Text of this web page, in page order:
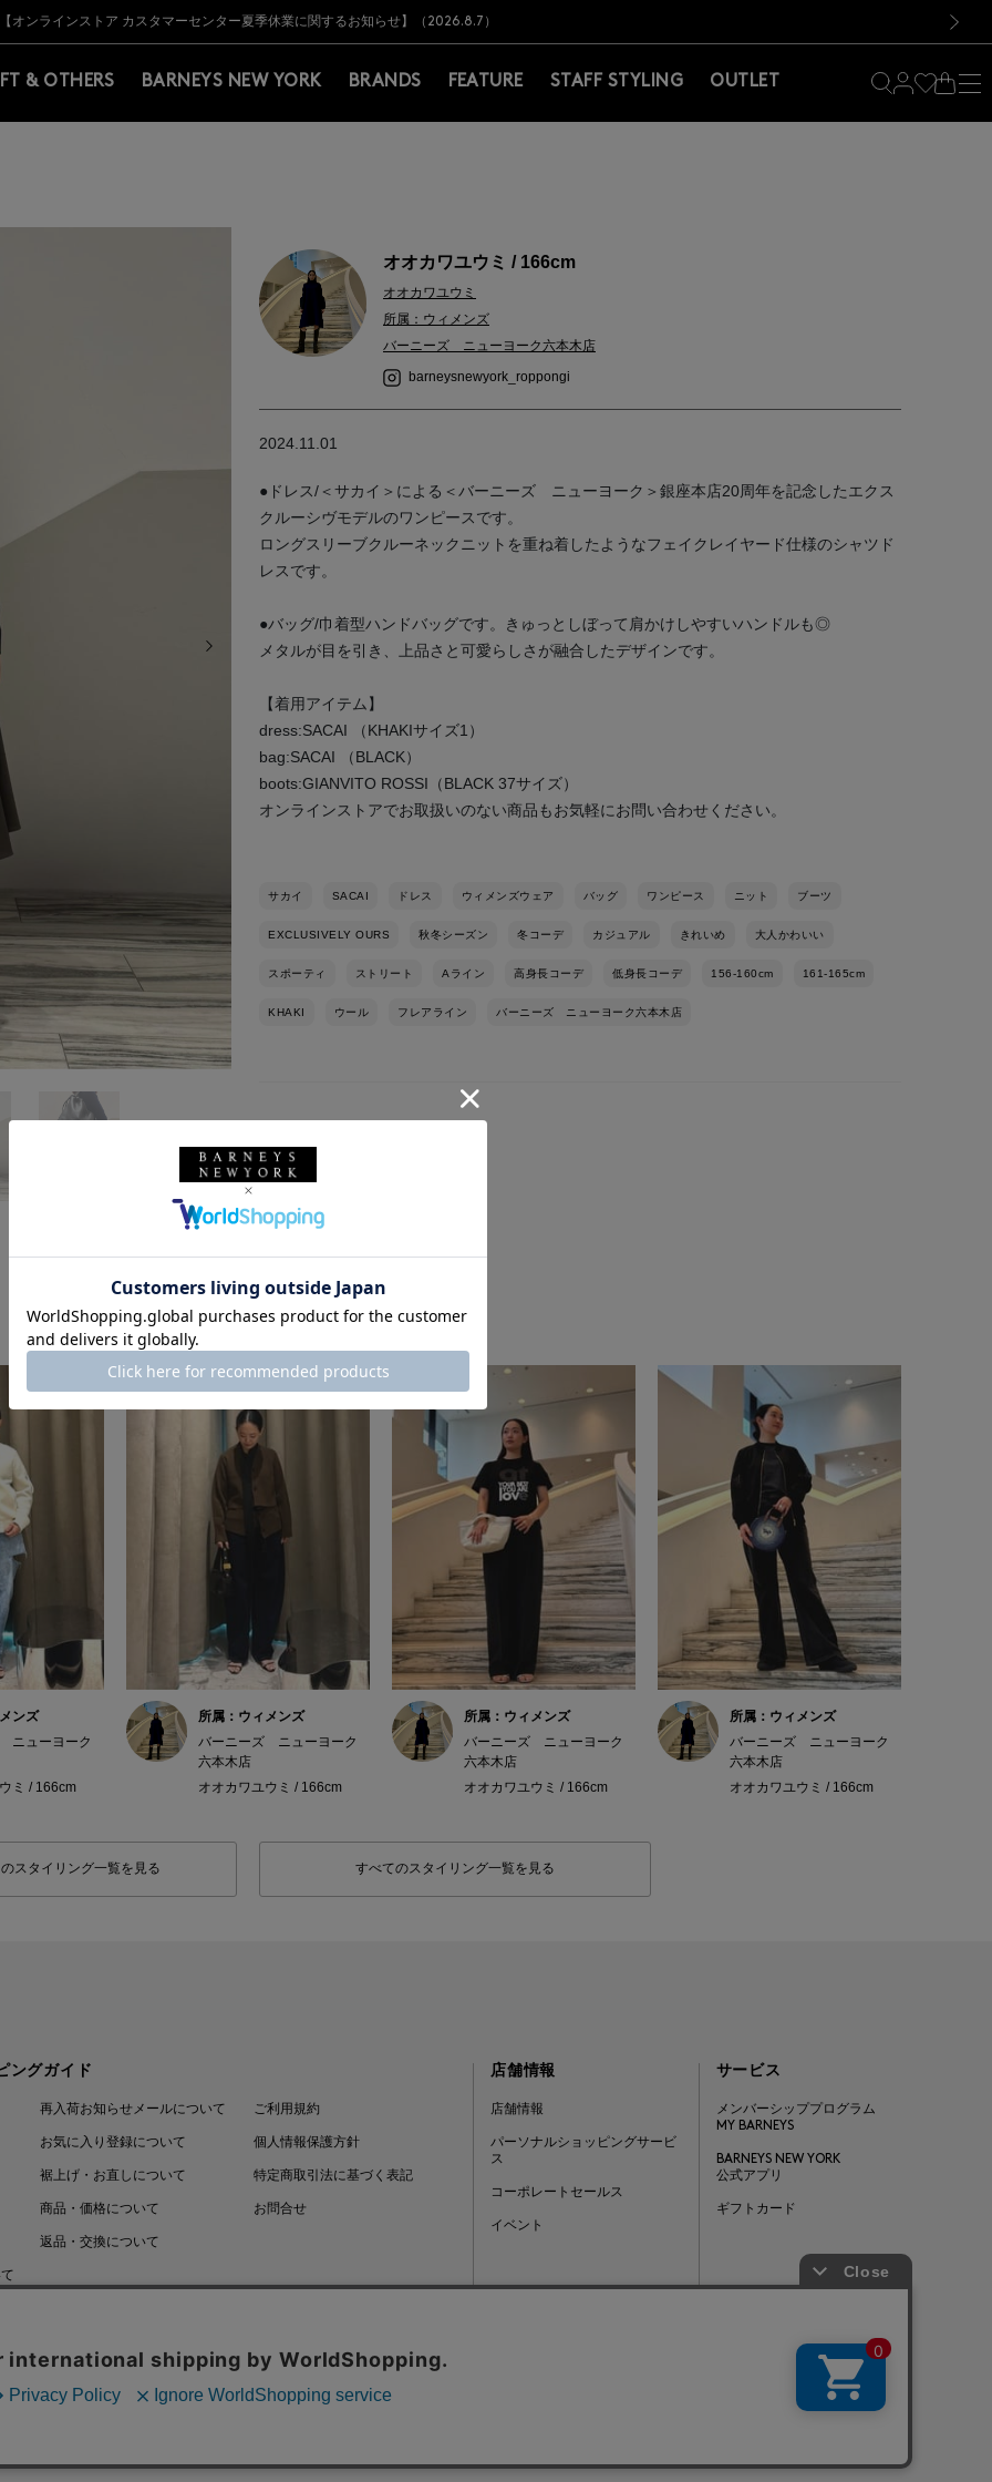
BARNEYS＞会員のお客様は11,000円（税込）以上のお買上げで常時送料無料！お買い物の際は会員登録を！
【夏季休業に伴う出荷一時停止のお知らせ】(2026.8.7)
【オンラインストア カスタマーセンター夏季休業に関するお知らせ】（2026.8.7）
【夏季休業に伴う返品・交換承り一時停止のお知らせ】（2026.8.5）
熊本県を中心とした地震の影響によるお荷物のお届けについて
【開催中】SUMMER SALEのご案内・ご注意事項
BARNEYS＞会員のお客様は11,000円（税込）以上のお買上げで常時送料無料！お買い物の際は会員登録を！
【夏季休業に伴う出荷一時停止のお知らせ】(2026.8.7)
& OTHERS BARNEYS NEW YORK BRANDS FEATURE STAFF STYLING OUTLET
オオカワユウミ / 166cm
オオカワユウミ
所属：ウィメンズ
バーニーズ ニューヨーク六本木店
barneysnewyork_roppongi
2024.11.01
●ドレス/＜サカイ＞による＜バーニーズ ニューヨーク＞銀座本店20周年を記念したエクス
クルーシヴモデルのワンピースです。
ロングスリーブクルーネックニットを重ね着したようなフェイクレイヤード仕様のシャツド
レスです。
●バッグ/巾着型ハンドバッグです。きゅっとしぼって肩かけしやすいハンドルも◎
メタルが目を引き、上品さと可愛らしさが融合したデザインです。
【着用アイテム】
dress:SACAI （KHAKIサイズ1）
bag:SACAI （BLACK）
boots:GIANVITO ROSSI（BLACK 37サイズ）
オンラインストアでお取扱いのない商品もお気軽にお問い合わせください。
サカイ SACAI ドレス ウィメンズウェア バッグ ワンピース ニット ブーツ
EXCLUSIVELY OURS 秋冬シーズン 冬コーデ カジュアル きれいめ 大人かわいい
スポーティ ストリート Aライン 高身長コーデ 低身長コーデ 156-160cm 161-165cm
KHAKI ウール フレアライン バーニーズ ニューヨーク六本木店
このスタッフの他のスタイリング
ンズ
ニューヨーク
ミ / 166cm
所属：ウィメンズ
バーニーズ ニューヨーク
六本木店
オオカワユウミ / 166cm
所属：ウィメンズ
バーニーズ ニューヨーク
六本木店
オオカワユウミ / 166cm
所属：ウィメンズ
バーニーズ ニューヨーク
六本木店
オオカワユウミ / 166cm
スタイリング一覧を見る すべてのスタイリング一覧を見る
ングガイド
再入荷お知らせメールについて
お気に入り登録について
裾上げ・お直しについて
商品・価格について
返品・交換について
ご利用規約
個人情報保護方針
特定商取引法に基づく表記
お問合せ
店舗情報
店舗情報
パーソナルショッピングサービ
ス
コーポレートセールス
イベント
サービス
メンバーシッププログラム
MY BARNEYS
BARNEYS NEW YORK
公式アプリ
ギフトカード